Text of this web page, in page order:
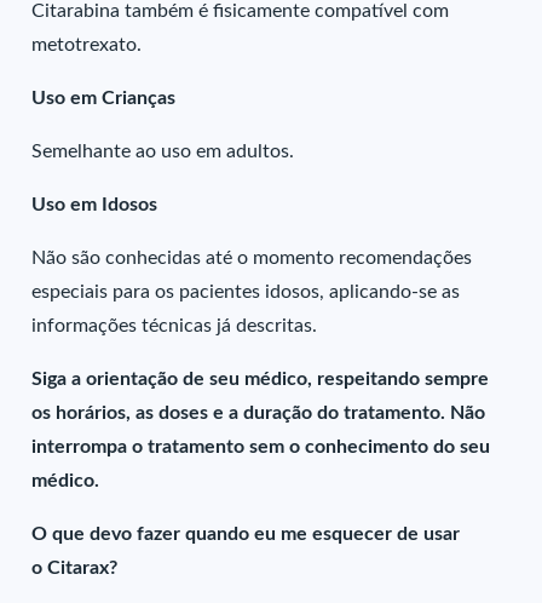
Citarabina também é fisicamente compatível com
metotrexato.
Uso em Crianças
Semelhante ao uso em adultos.
Uso em Idosos
Não são conhecidas até o momento recomendações
especiais para os pacientes idosos, aplicando-se as
informações técnicas já descritas.
Siga a orientação de seu médico, respeitando sempre
os horários, as doses e a duração do tratamento. Não
interrompa o tratamento sem o conhecimento do seu
médico.
O que devo fazer quando eu me esquecer de usar
o Citarax?